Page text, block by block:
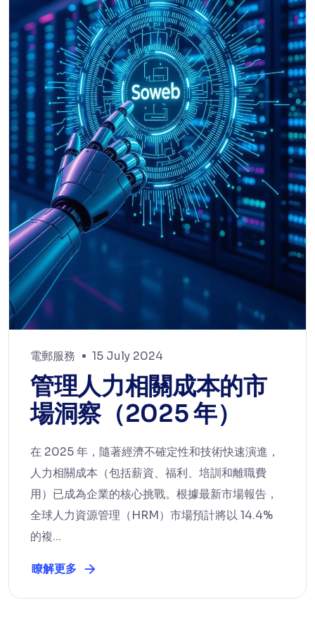
電郵服務 15 July 2024
管理人力相關成本的市
場洞察（2025 年）
在 2025 年，隨著經濟不確定性和技術快速演進，
人力相關成本（包括薪資、福利、培訓和離職費
用）已成為企業的核心挑戰。根據最新市場報告，
全球人力資源管理（HRM）市場預計將以 14.4%
的複...
瞭解更多